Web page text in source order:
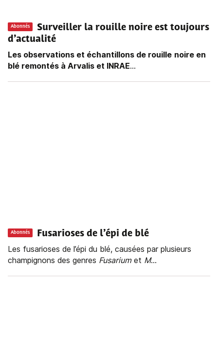
Abonnés
Surveiller la rouille noire est toujours
d’actualité
Les observations et échantillons de rouille noire en
blé remontés à Arvalis et INRAE...
Abonnés
Fusarioses de l’épi de blé
Les fusarioses de l’épi du blé, causées par plusieurs
champignons des genres Fusarium et M...